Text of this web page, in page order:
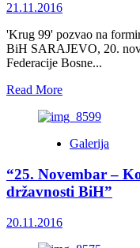
hajde
da
stanemo
uz
i
21.11.2016
'Krug 99' pozvao na
BiH SARAJEVO, 20.
Federacije Bosne...
Read MoreRead
about
okupiti
BH
državotvorni
politički
Galerija
“25. Novembar –
državnosti BiH”
20.11.2016